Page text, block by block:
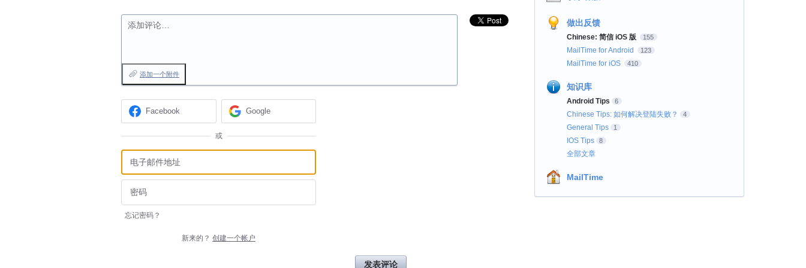
添加评论…
添加一个附件
Facebook Google
或
忘记密码？
新来的？ 创建一个帐户
发表评论
做出反馈
Chinese: 简信 iOS 版 155
MailTime for Android 123
MailTime for iOS 410
知识库
Android Tips 6
Chinese Tips: 如何解决登陆失败？ 4
General Tips 1
IOS Tips 8
全部文章
MailTime